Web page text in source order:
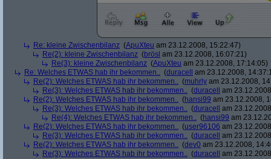
Re: kleine Zwischenbilanz (ApuXteu am 23.12.2008, 15:22:47)
Re(2): kleine Zwischenbilanz (brösl am 23.12.2008, 16:07:21)
Re(3): kleine Zwischenbilanz (ApuXteu am 23.12.2008, 17:14:05)
Re: Welches ETWAS hab ihr bekommen.. (duracell
am 23.12.2008,
Re(2): Welches ETWAS hab ihr bekommen.. (muhrly am 23.12.2008,
Re(3): Welches ETWAS hab ihr bekommen.. (duracell
am
Re(2): Welches ETWAS hab ihr bekommen.. (hansi99 am 23.12.2008,
Re(3): Welches ETWAS hab ihr bekommen.. (duracell
am
Re(4): Welches ETWAS hab ihr bekommen.. (hansi99 am
Re(2): Welches ETWAS hab ihr bekommen.. (user96106 am
Re(3): Welches ETWAS hab ihr bekommen.. (duracell
am
Re(2): Welches ETWAS hab ihr bekommen.. (dev0 am 23.12.2008,
Re(3): Welches ETWAS hab ihr bekommen.. (duracell
am